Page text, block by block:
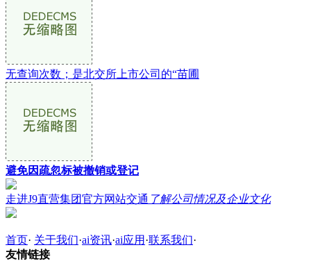
无查询次数；是北交所上市公司的“苗圃
避免因疏忽标被撤销或登记
走进J9直营集团官方网站交通 了解公司情况及企业文化
首页· 关于我们·ai资讯·ai应用 ·联系我们·
友情链接